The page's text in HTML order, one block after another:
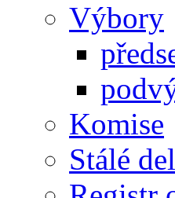
Výbory
Komise
Stálé